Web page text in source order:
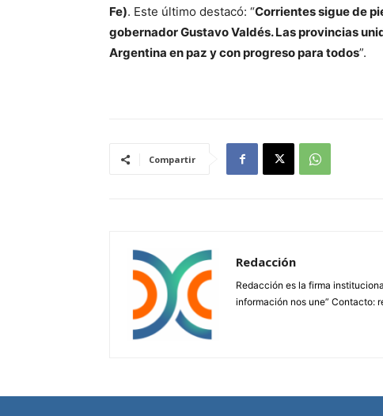
Fe). Este último destacó: “Corrientes sigue de
gobernador Gustavo Valdés. Las provincias
Argentina en paz y con progreso para todos”.
Compartir
Redacción
Redacción es la firma
información nos une” Contacto: